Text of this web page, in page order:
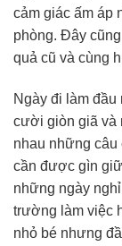
cảm giác ấm áp
phòng. Đây
quả cũ và cùng
Ngày đi làm
cười giòn giã và
nhau những câu
cần được gìn
những ngày
trường làm việc
nhỏ bé nhưng